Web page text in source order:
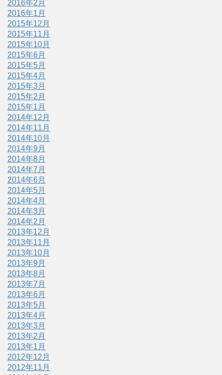
2016年2月
2016年1月
2015年12月
2015年11月
2015年10月
2015年6月
2015年5月
2015年4月
2015年3月
2015年2月
2015年1月
2014年12月
2014年11月
2014年10月
2014年9月
2014年8月
2014年7月
2014年6月
2014年5月
2014年4月
2014年3月
2014年2月
2013年12月
2013年11月
2013年10月
2013年9月
2013年8月
2013年7月
2013年6月
2013年5月
2013年4月
2013年3月
2013年2月
2013年1月
2012年12月
2012年11月